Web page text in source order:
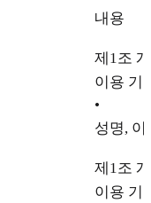
내용
제1조
이용 기
•
성명,
제1조
이용 기